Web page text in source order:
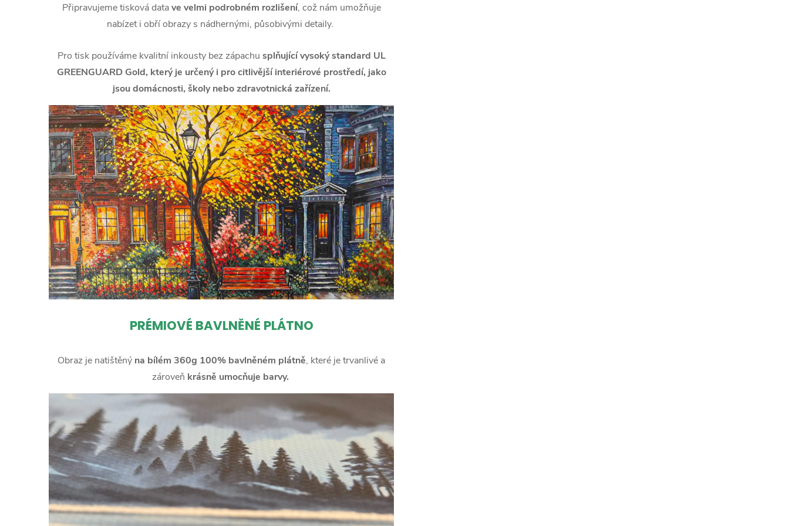
Připravujeme tisková datave velmi podrobném rozlišení, což nám umožňuje
nabízet i obří obrazy s nádhernými, působivými detaily.
Pro tisk používáme kvalitní inkousty bez zápachu splňující vysoký standard UL
GREENGUARD Gold, který je určený i pro citlivější interiérové prostředí, jako
jsou domácnosti, školy nebo zdravotnická zařízení.
PRÉMIOVÉ BAVLNĚNÉ PLÁTNO
Obraz je natištěný na bílém 360g 100% bavlněném plátně, které je trvanlivé a
zároveň krásně umocňuje barvy.